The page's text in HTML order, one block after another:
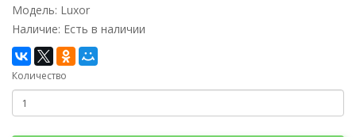
Модель: Luxor
Наличие: Есть в наличии
Количество